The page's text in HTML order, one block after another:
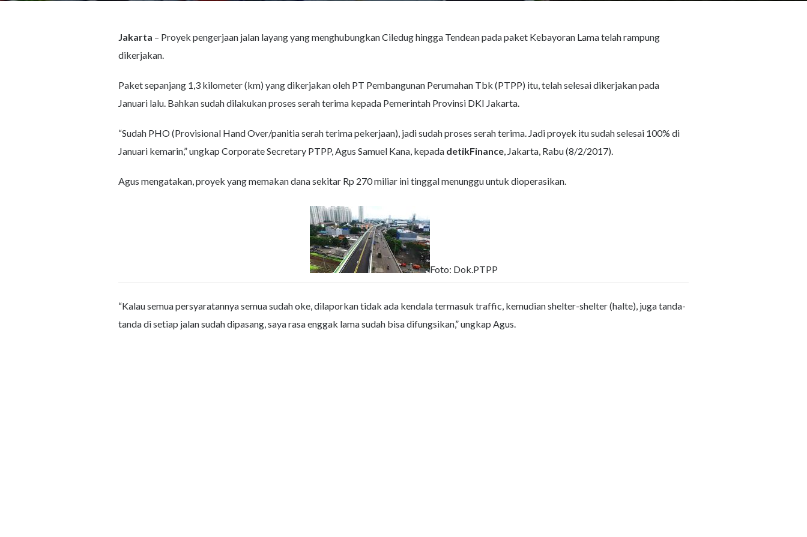
Jakarta – Proyek pengerjaan jalan layang yang menghubungkan Ciledug hingga Tendean pada paket Kebayoran Lama telah rampung
dikerjakan.
Paket sepanjang 1,3 kilometer (km) yang dikerjakan oleh PT Pembangunan Perumahan Tbk (PTPP) itu, telah selesai dikerjakan pada
Januari lalu. Bahkan sudah dilakukan proses serah terima kepada Pemerintah Provinsi DKI Jakarta.
“Sudah PHO (Provisional Hand Over/panitia serah terima pekerjaan), jadi sudah proses serah terima. Jadi proyek itu sudah selesai 100% di
Januari kemarin,” ungkap Corporate Secretary PTPP, Agus Samuel Kana, kepada detikFinance, Jakarta, Rabu (8/2/2017).
Agus mengatakan, proyek yang memakan dana sekitar Rp 270 miliar ini tinggal menunggu untuk dioperasikan.
Foto: Dok.PTPP
“Kalau semua persyaratannya semua sudah oke, dilaporkan tidak ada kendala termasuk traffic, kemudian shelter-shelter (halte), juga tanda-
tanda di setiap jalan sudah dipasang, saya rasa enggak lama sudah bisa difungsikan,” ungkap Agus.